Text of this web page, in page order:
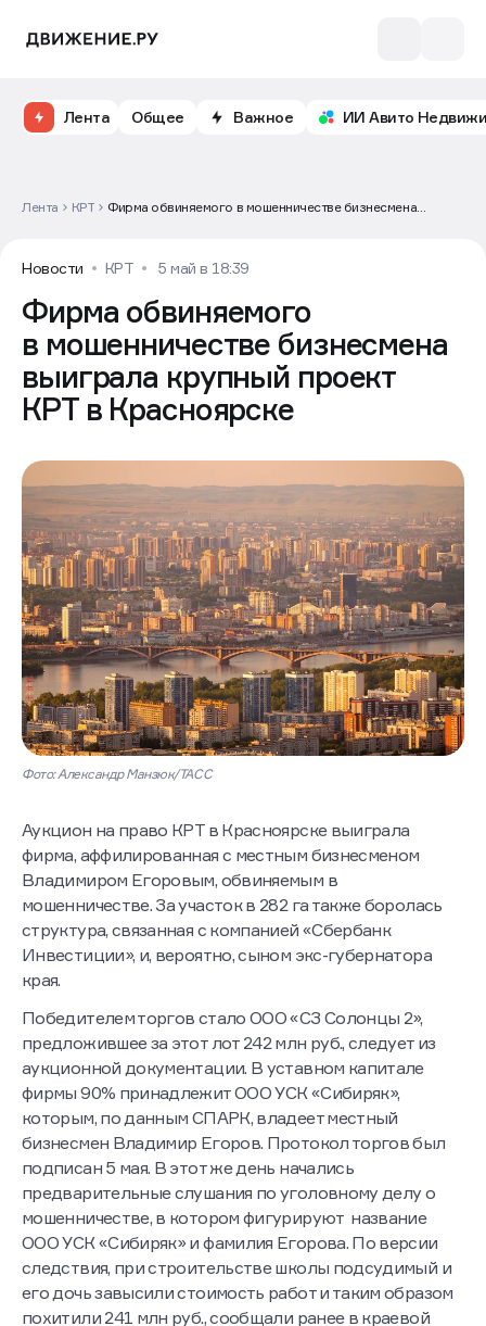
Лента Общее Важное ИИ Авито
Лента КРТ
Фирма обвиняемого в мошенничестве бизнесмена
Новости КРТ 5 май в 18:39
Фирма обвиняемого
в мошенничестве бизнесмена
выиграла крупный проект
КРТ в Красноярске
Фото: Александр Манзюк/ТАСС
Аукцион на право КРТ в Красноярске выиграла
фирма, аффилированная с местным бизнесменом
Владимиром Егоровым, обвиняемым в
мошенничестве. За участок в 282 га также боролась
структура, связанная с компанией «Сбербанк
Инвестиции», и, вероятно, сыном экс-губернатора
края.
Победителем торгов стало ООО «СЗ Солонцы 2»,
предложившее за этот лот 242 млн руб., следует из
аукционной документации. В уставном капитале
фирмы 90% принадлежит ООО УСК «Сибиряк»,
которым, по данным СПАРК, владеет местный
бизнесмен Владимир Егоров. Протокол торгов был
подписан 5 мая. В этот же день начались
предварительные слушания по уголовному делу о
мошенничестве, в котором фигурируют название
ООО УСК «Сибиряк» и фамилия Егорова. По версии
следствия, при строительстве школы подсудимый и
его дочь завысили стоимость работ и таким образом
похитили 241 млн руб., сообщали ранее в краевой